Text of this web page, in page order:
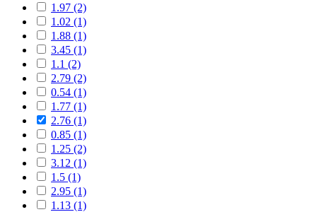
1.97 (2)
1.02 (1)
1.88 (1)
3.45 (1)
1.1 (2)
2.79 (2)
0.54 (1)
1.77 (1)
2.76 (1)
0.85 (1)
1.25 (2)
3.12 (1)
1.5 (1)
2.95 (1)
1.13 (1)